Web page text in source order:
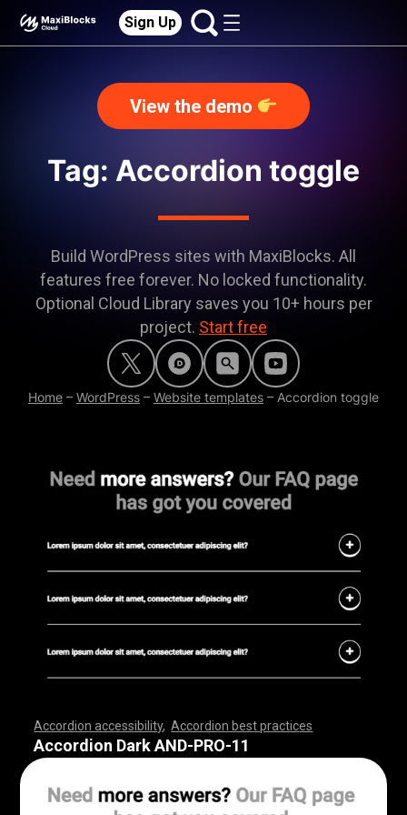
Sign Up
View the demo
Tag: Accordion toggle
Build WordPress sites with MaxiBlocks. All
features free forever. No locked functionality.
Optional Cloud Library saves you 10+ hours per
project. Start free
Home – WordPress – Website templates – Accordion toggle
Accordion accessibility ,Accordion best practices
,,,,,,,,,,,,,,,,,,,,,,,, ,,,,,,,,,,,,,,,,,,,,,,,,,,,
,,,,,,,,,,,,,,,,,,,,,,,, ,,
Accordion Dark AND-PRO-11